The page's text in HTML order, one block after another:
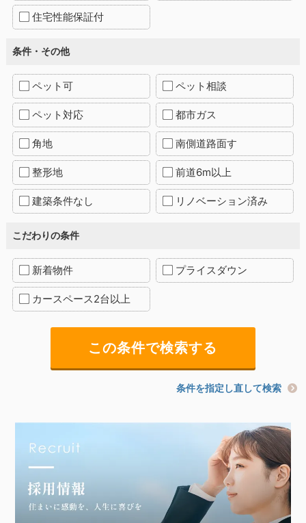
住宅性能保証付
条件・その他
ペット可 ペット相談
ペット対応 都市ガス
角地 南側道路面す
整形地 前道6m以上
建築条件なし リノベーション済み
こだわりの条件
新着物件 プライスダウン
カースペース2台以上
条件を指定し直して検索